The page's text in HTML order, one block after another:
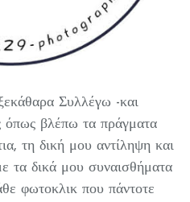
Συλλέγω -και
όπως βλέπω τα πράγματα
τη δική μου αντίληψη και
τα δικά μου συναισθήματα
φωτοκλικ που πάντοτε